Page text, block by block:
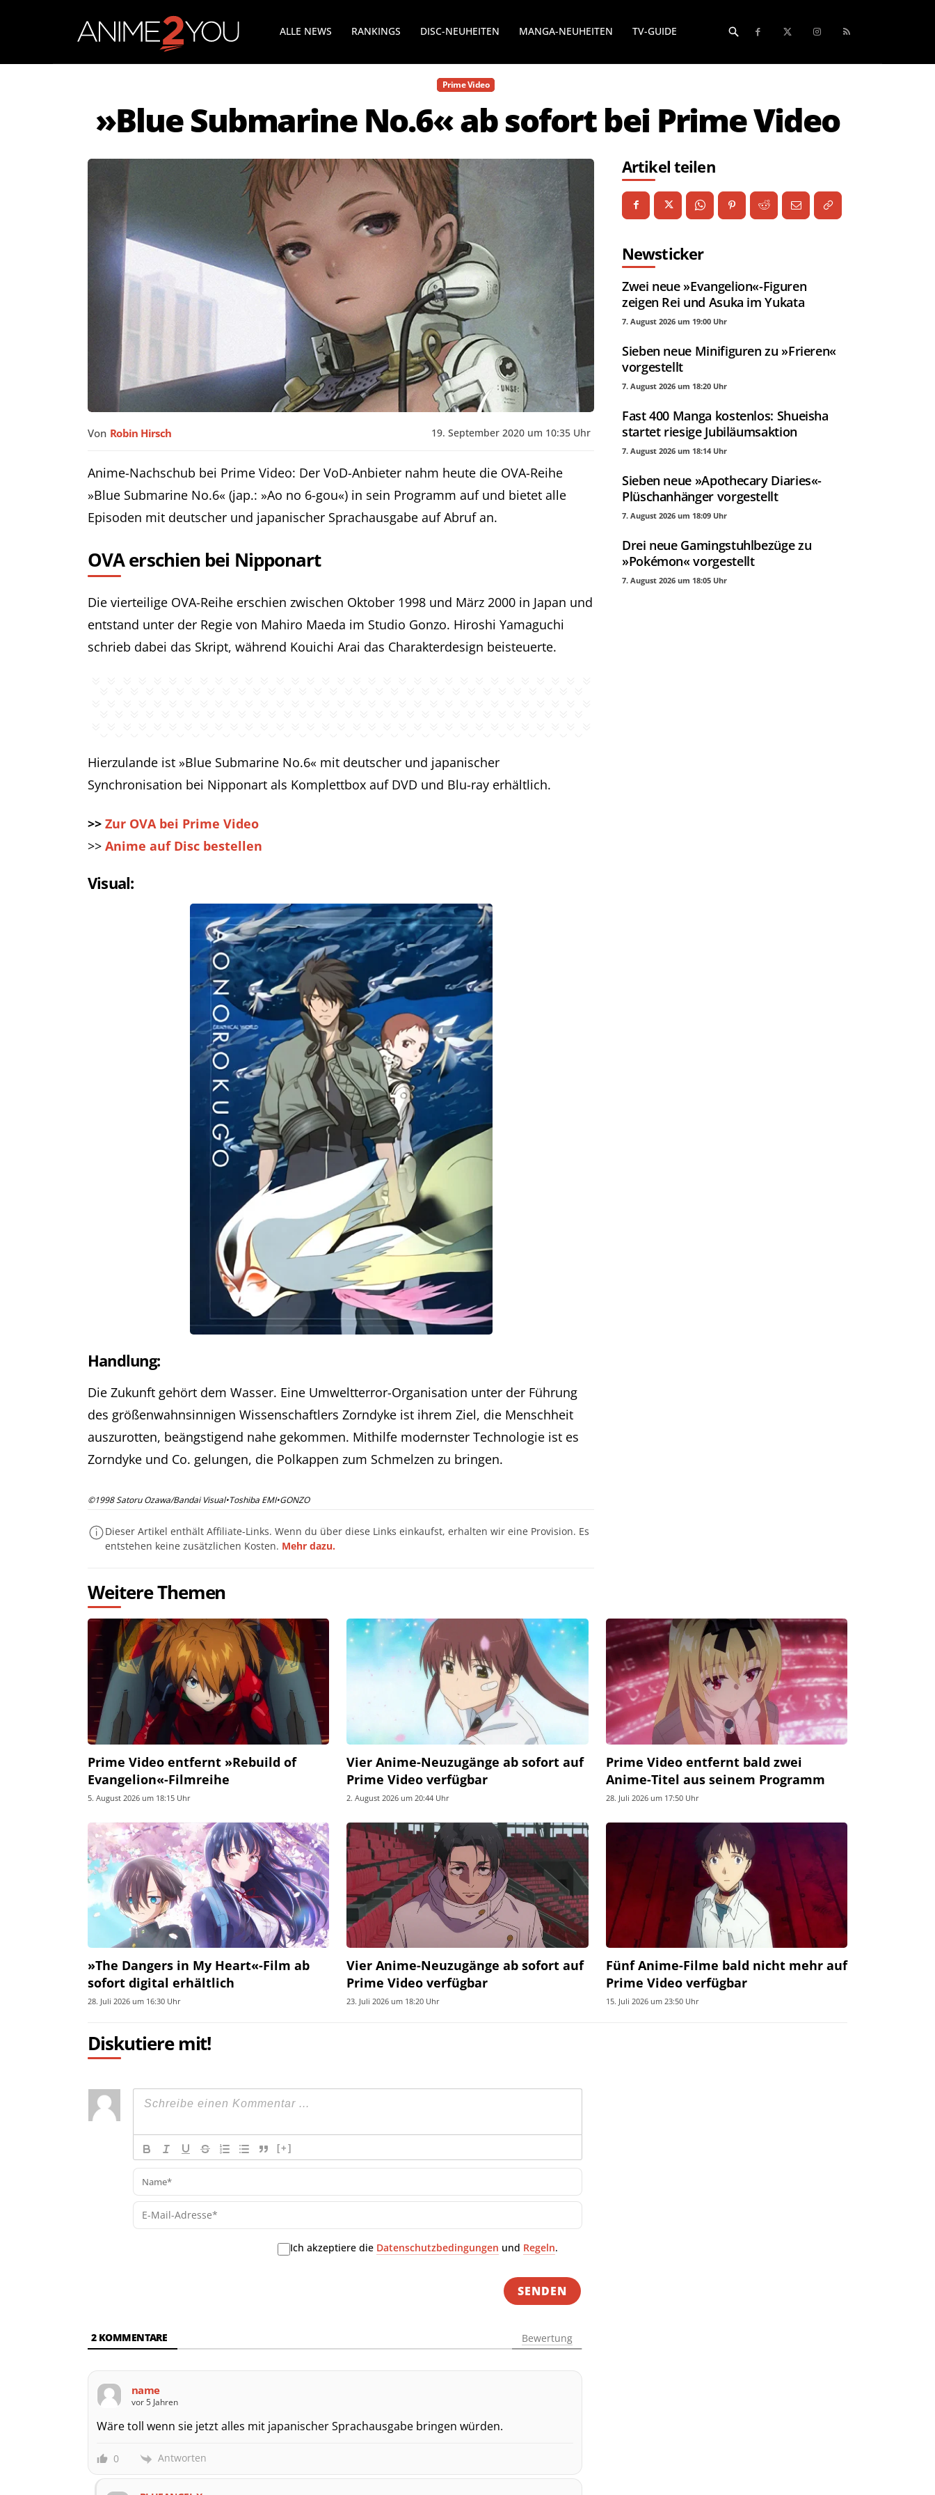
ALLE NEWS RANKINGS DISC-NEUHEITEN MANGA-NEUHEITEN TV-GUIDE
Prime Video
»Blue Submarine No.6« ab sofort bei Prime Video
19. September 2020 um 10:35 Uhr
Von Robin Hirsch
Anime-Nachschub bei Prime Video: Der VoD-Anbieter nahm heute die OVA-Reihe
»Blue Submarine No.6« (jap.: »Ao no 6-gou«) in sein Programm auf und bietet alle
Episoden mit deutscher und japanischer Sprachausgabe auf Abruf an.
OVA erschien bei Nipponart
Die vierteilige OVA-Reihe erschien zwischen Oktober 1998 und März 2000 in Japan und
entstand unter der Regie von Mahiro Maeda im Studio Gonzo. Hiroshi Yamaguchi
schrieb dabei das Skript, während Kouichi Arai das Charakterdesign beisteuerte.
Hierzulande ist »Blue Submarine No.6« mit deutscher und japanischer
Synchronisation bei Nipponart als Komplettbox auf DVD und Blu-ray erhältlich.
>> Zur OVA bei Prime Video
>> Anime auf Disc bestellen
Visual:
Handlung:
Die Zukunft gehört dem Wasser. Eine Umweltterror-Organisation unter der Führung
des größenwahnsinnigen Wissenschaftlers Zorndyke ist ihrem Ziel, die Menschheit
auszurotten, beängstigend nahe gekommen. Mithilfe modernster Technologie ist es
Zorndyke und Co. gelungen, die Polkappen zum Schmelzen zu bringen.
©1998 Satoru Ozawa/Bandai Visual•Toshiba EMI•GONZO
Dieser Artikel enthält Affiliate-Links. Wenn du über diese Links einkaufst, erhalten wir eine Provision. Es
entstehen keine zusätzlichen Kosten. Mehr dazu.
Artikel teilen
Newsticker
Zwei neue »Evangelion«-Figuren
zeigen Rei und Asuka im Yukata
7. August 2026 um 19:00 Uhr
Sieben neue Minifiguren zu »Frieren«
vorgestellt
7. August 2026 um 18:20 Uhr
Fast 400 Manga kostenlos: Shueisha
startet riesige Jubiläumsaktion
7. August 2026 um 18:14 Uhr
Sieben neue »Apothecary Diaries«-
Plüschanhänger vorgestellt
7. August 2026 um 18:09 Uhr
Drei neue Gamingstuhlbezüge zu
»Pokémon« vorgestellt
7. August 2026 um 18:05 Uhr
Weitere Themen
Prime Video entfernt »Rebuild of
Evangelion«-Filmreihe
5. August 2026 um 18:15 Uhr
Vier Anime-Neuzugänge ab sofort auf
Prime Video verfügbar
2. August 2026 um 20:44 Uhr
Prime Video entfernt bald zwei
Anime-Titel aus seinem Programm
28. Juli 2026 um 17:50 Uhr
»The Dangers in My Heart«-Film ab
sofort digital erhältlich
28. Juli 2026 um 16:30 Uhr
Vier Anime-Neuzugänge ab sofort auf
Prime Video verfügbar
23. Juli 2026 um 18:20 Uhr
Fünf Anime-Filme bald nicht mehr auf
Prime Video verfügbar
15. Juli 2026 um 23:50 Uhr
Diskutiere mit!
[+]
Name*
E-
Ich akzeptiere die Datenschutzbedingungen und Regeln.
2KOMMENTARE Bewertung
name
vor 5 Jahren
Wäre toll wenn sie jetzt alles mit japanischer Sprachausgabe bringen würden.
0 Antworten